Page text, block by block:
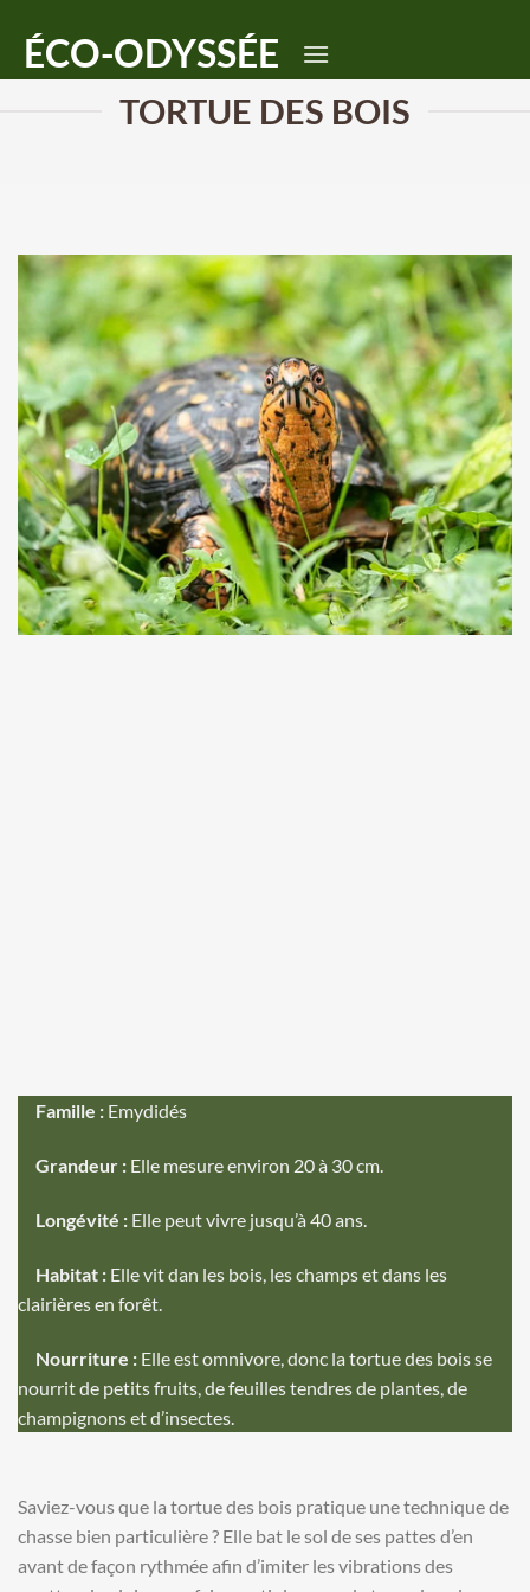
contenu
ÉCO-ODYSSÉE
TORTUE DES BOIS
Famille : Emydidés
Grandeur : Elle mesure environ 20 à 30 cm.
Longévité : Elle peut vivre jusqu’à 40 ans.
Habitat : Elle vit dan les bois, les champs et dans les
clairières en forêt.
Nourriture : Elle est omnivore, donc la tortue des bois se
nourrit de petits fruits, de feuilles tendres de plantes, de
champignons et d’insectes.
Saviez-vous que la tortue des bois pratique une technique de
chasse bien particulière ? Elle bat le sol de ses pattes d’en
avant de façon rythmée afin d’imiter les vibrations des